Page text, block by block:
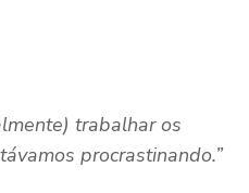
trabalhar os
procrastinando.”